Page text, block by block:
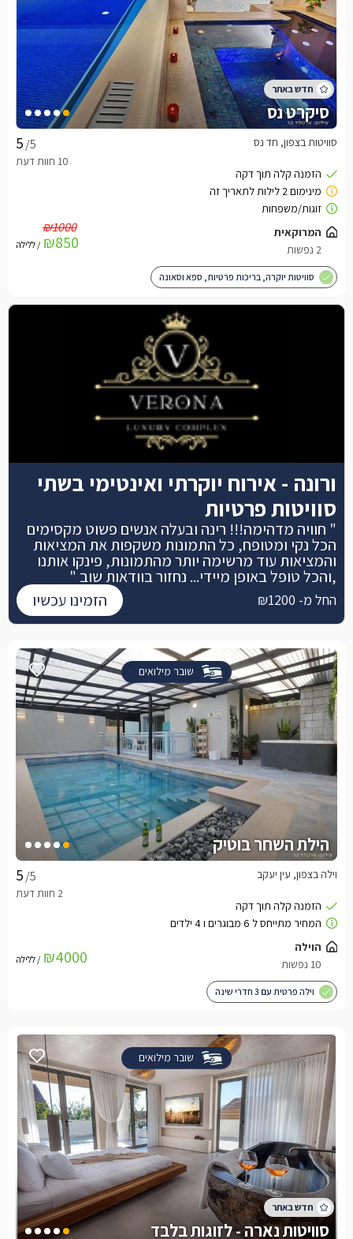
סיקרט נס
/5 סוויטות בצפון, חד נס
המרוקאית
2 נפשות
₪850
₪1000
/ ללילה
סוויטות יוקרה, בריכות פרטיות, ספא וסאונה
שובר מילואים
הילת השחר בוטיק
/5 וילה בצפון, עין יעקב
הוילה
10 נפשות
₪4000 / ללילה
וילה פרטית עם 3 חדרי שינה
שובר מילואים
סוויטות נארה - לזוגות בלבד
ורונה - אירוח יוקרתי ואינטימי בשתי
סוויטות פרטיות
" חוויה מדהימה!!! רינה ובעלה אנשים פשוט מקסימים
הכל נקי ומטופח, כל התמונות משקפות את המציאות
והמציאות עוד מרשימה יותר מהתמונות, פינקו אותנו
,והכל טופל באופן מיידי... נחזור בוודאות שוב "
החל מ- ₪1200 הזמינו עכשיו